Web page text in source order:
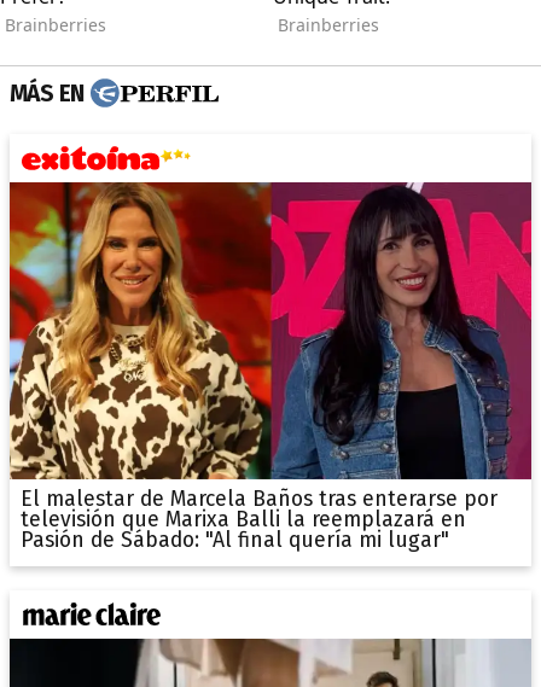
MÁS EN
El malestar de Marcela Baños tras enterarse por
televisión que Marixa Balli la reemplazará en
Pasión de Sábado: "Al final quería mi lugar"